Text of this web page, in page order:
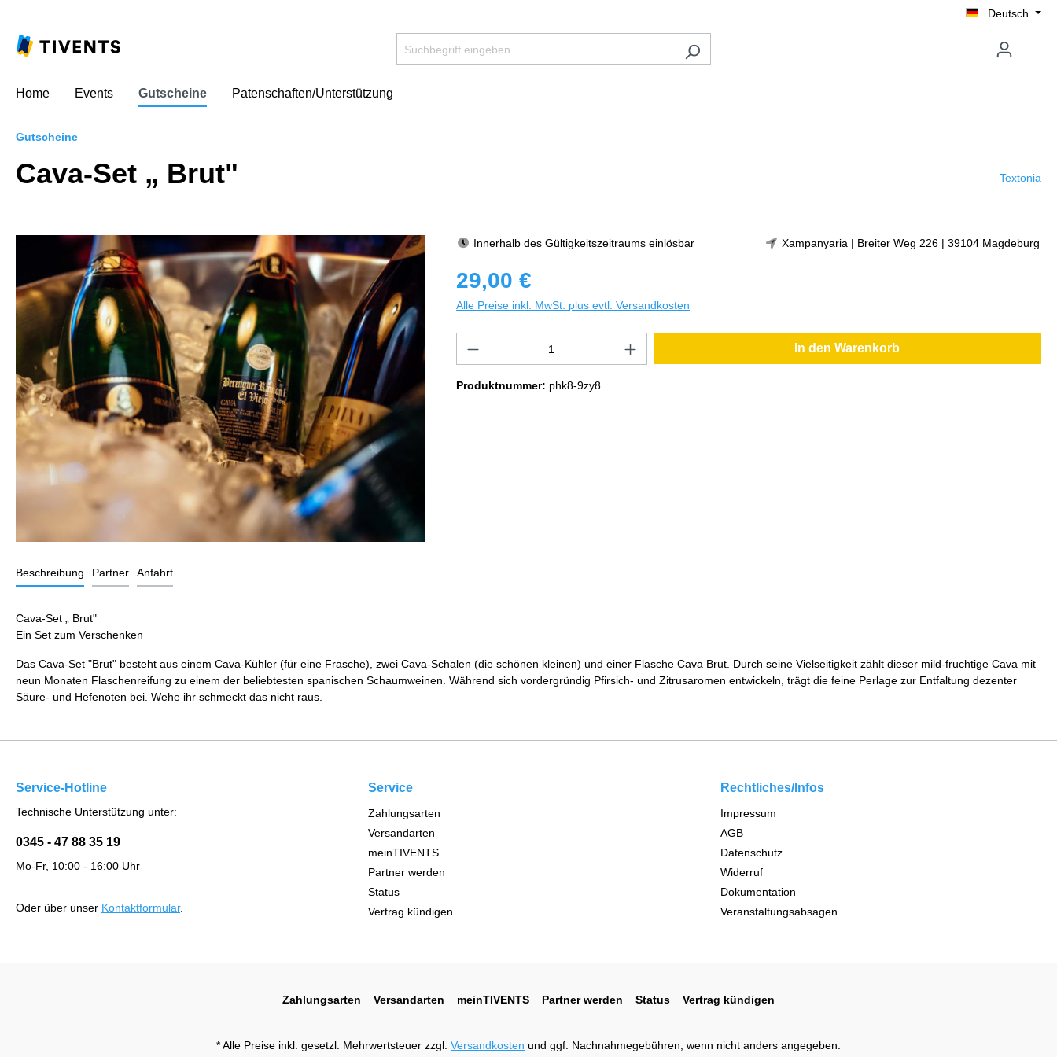
Deutsch
Home Events Gutscheine Patenschaften/Unterstützung
Gutscheine
Cava-Set „ Brut" Textonia
Innerhalb des Gültigkeitszeitraums einlösbar Xampanyaria | Breiter Weg 226 | 39104 Magdeburg
29,00 €
Alle Preise inkl. MwSt. plus evtl. Versandkosten
In den Warenkorb
Produktnummer: phk8-9zy8
Beschreibung Partner Anfahrt
Cava-Set „ Brut"
Ein Set zum Verschenken
Das Cava-Set "Brut" besteht aus einem Cava-Kühler (für eine Frasche), zwei Cava-Schalen (die schönen kleinen) und einer Flasche Cava Brut. Durch seine Vielseitigkeit zählt dieser mild-fruchtige Cava mit
neun Monaten Flaschenreifung zu einem der beliebtesten spanischen Schaumweinen. Während sich vordergründig Pfirsich- und Zitrusaromen entwickeln, trägt die feine Perlage zur Entfaltung dezenter
Säure- und Hefenoten bei. Wehe ihr schmeckt das nicht raus.
Service-Hotline
Technische Unterstützung unter:
0345 - 47 88 35 19
Mo-Fr, 10:00 - 16:00 Uhr
Oder über unser Kontaktformular.
Service
Zahlungsarten
Versandarten
meinTIVENTS
Partner werden
Status
Vertrag kündigen
Rechtliches/Infos
Impressum
AGB
Datenschutz
Widerruf
Dokumentation
Veranstaltungsabsagen
Zahlungsarten Versandarten meinTIVENTS Partner werden Status Vertrag kündigen
* Alle Preise inkl. gesetzl. Mehrwertsteuer zzgl. Versandkosten und ggf. Nachnahmegebühren, wenn nicht anders angegeben.